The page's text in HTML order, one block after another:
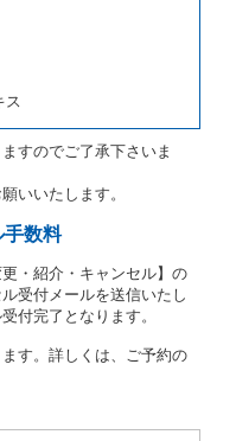
による時には第４条
扱い、当社は受領済
ます。
消され、又は貸渡契約
て、第４条及び第５条
の請求をしないもの
受条件を明示し、当
す。ただし、貸し渡す
合又は借受人若しく
は第２項各号のいずれ
ス
すのでご了承下さいま
いいたします。
手数料
・紹介・キャンセル】の
受付メールを送信いたし
付完了となります。
す。詳しくは、ご予約の